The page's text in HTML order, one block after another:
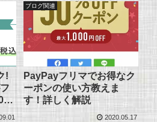
!
円
ブログ関連
PayPayフリマでお得なク
ーポンの使い方教えま
す！詳しく解説
2020.05.17